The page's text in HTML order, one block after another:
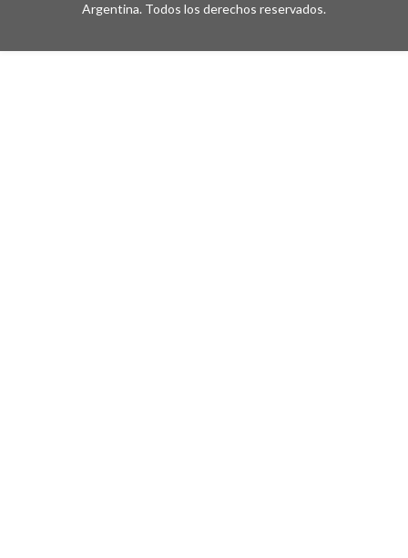
Argentina. Todos los derechos reservados.